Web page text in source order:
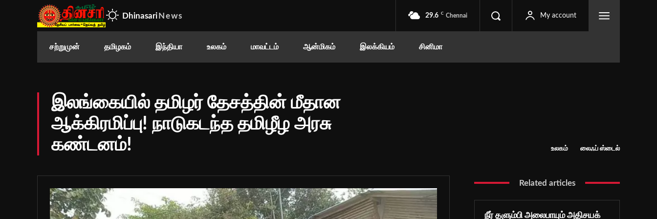
Dhinasari News 29.6 C Chennai My account
சற்றுமுன் தமிழகம் இந்தியா உலகம் மாவட்டம் ஆன்மிகம் இலக்கியம் சினிமா
இலங்கையில் தமிழர் தேசத்தின் மீதான
ஆக்கிரமிப்பு! நாடுகடந்த தமிழீழ அரசு
கண்டனம்!
உலகம் லைஃப் ஸ்டைல்
Related articles
நீர் தளும்பி அலைபாயும் அதிசயக்